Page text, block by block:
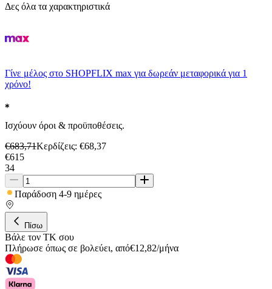
Δες όλα τα χαρακτηριστικά
Γίνε μέλος στο SHOPFLIX max για δωρεάν μεταφορικά για 1
χρόνο!
Ισχύουν όροι & προϋποθέσεις.
€683,71Κερδίζεις: €68,37
€615
34
Παράδοση 4-9 ημέρες
Πίσω
Βάλε τον ΤΚ σου
Πλήρωσε όπως σε βολεύει, από€12,82/μήνα